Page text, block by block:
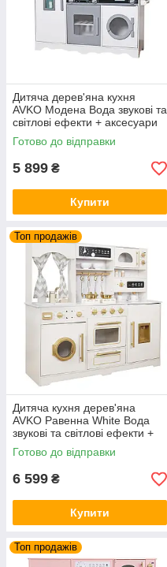
Дитяча дерев'яна кухня
AVKO Модена Вода звукові та
світлові ефекти + аксесуари
Готово до відправки
5 899 ₴
Купити
Топ продажів
Дитяча кухня дерев'яна
AVKO Равенна White Вода
звукові та світлові ефекти +
аксесуари
Готово до відправки
6 599 ₴
Купити
Топ продажів